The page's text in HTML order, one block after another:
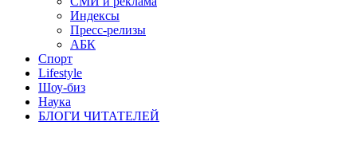
Индексы
Пресс-релизы
АБК
Спорт
Lifestyle
Шоу-биз
Наука
БЛОГИ ЧИТАТЕЛЕЙ